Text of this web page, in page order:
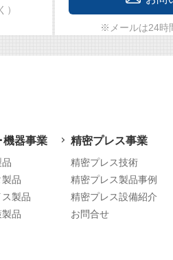
※メールは24時
機器事業
品
製品
品
精密プレス事業
精密プレス技術
精密プレス製品事例
精密プレス設備紹介
お問合せ